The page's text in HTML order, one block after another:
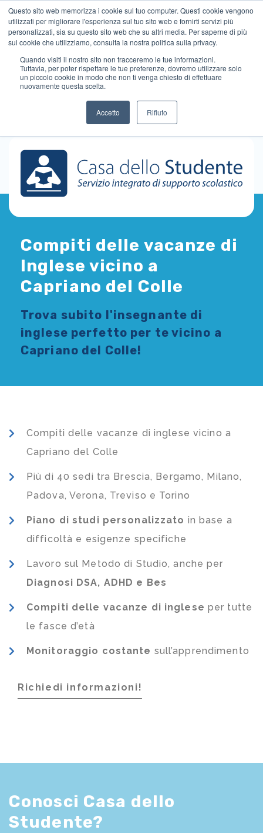
Questo sito web memorizza i cookie sul tuo computer. Questi cookie vengono
utilizzati per migliorare l'esperienza sul tuo sito web e fornirti servizi più
personalizzati, sia su questo sito web che su altri media. Per saperne di più
sui cookie che utilizziamo, consulta la nostra politica sulla privacy.
Quando visiti il ​​nostro sito non tracceremo le tue informazioni.
Tuttavia, per poter rispettare le tue preferenze, dovremo utilizzare solo
un piccolo cookie in modo che non ti venga chiesto di effettuare
nuovamente questa scelta.
Accetto Rifiuto
Compiti delle vacanze di
Inglese vicino a
Capriano del Colle
Trova subito l'insegnante di
inglese perfetto per te vicino a
Capriano del Colle!
Compiti delle vacanze di inglese vicino a
Capriano del Colle
Più di 40 sedi tra Brescia, Bergamo, Milano,
Padova, Verona, Treviso e Torino
Piano di studi personalizzato in base a
difficoltà e esigenze specifiche
Lavoro sul Metodo di Studio, anche per
Diagnosi DSA, ADHD e Bes
Compiti delle vacanze di inglese per tutte
le fasce d’età
Monitoraggio costante sull’apprendimento
Richiedi informazioni!
Conosci Casa dello
Studente?